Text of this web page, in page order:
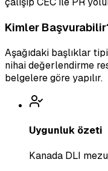
Kimler
Aşağıdaki başlıklar
nihai değerlendirme
belgelere göre yapılır.
Uygunluk özeti
Kanada DLI